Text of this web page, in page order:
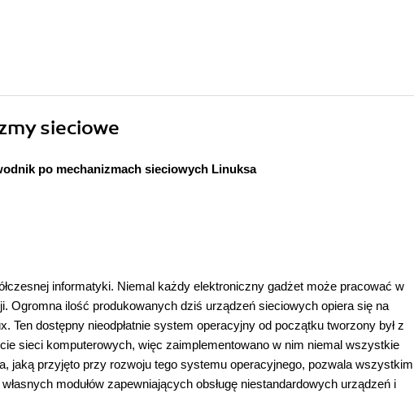
sieciowe
po mechanizmach sieciowych Linuksa
informatyki. Niemal każdy elektroniczny gadżet może pracować w
Ogromna ilość produkowanych dziś urządzeń sieciowych opiera się na
dostępny nieodpłatnie system operacyjny od początku tworzony był z
sieci komputerowych, więc zaimplementowano w nim niemal wszystkie
jaką przyjęto przy rozwoju tego systemu operacyjnego, pozwala wszystkim
modułów zapewniających obsługę niestandardowych urządzeń i